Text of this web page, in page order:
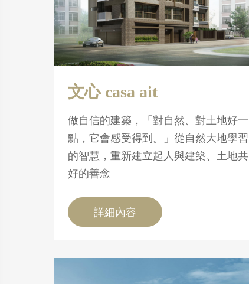
文心 casa ait
做自信的建築，「對自然、對土地好一
點，它會感受得到。」從自然大地學習
的智慧，重新建立起人與建築、土地共
好的善念
詳細內容